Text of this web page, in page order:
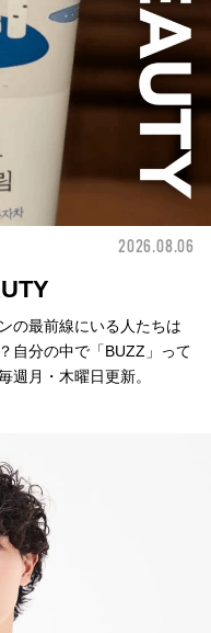
2026.08.06
の最前線にいる人たちは
自分の中で「BUZZ」って
週月・木曜日更新。